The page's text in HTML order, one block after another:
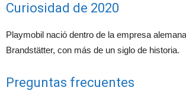
Curiosidad de 2020
Playmobil nació dentro de la empresa
Brandstätter, con más de un siglo de historia.
Preguntas frecuentes